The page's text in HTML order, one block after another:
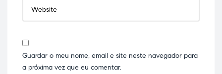
Guardar o meu nome, email e site neste navegador para
a próxima vez que eu comentar.